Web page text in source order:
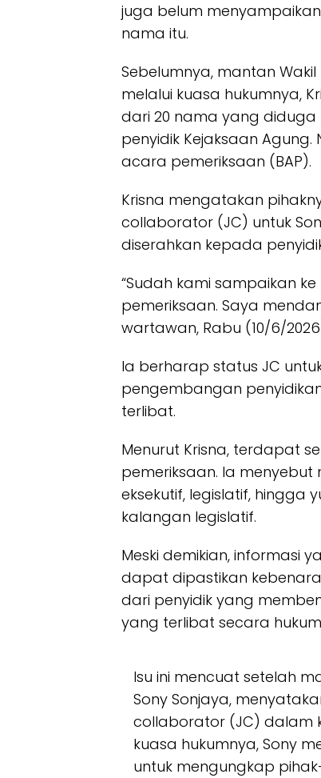
juga belum
nama itu.
Sebelumnya, mantan Wakil
melalui kuasa hukumnya,
dari 20 nama yang diduga
penyidik Kejaksaan
acara pemeriksaan (BAP).
Krisna mengatakan
collaborator (JC) untuk
diserahkan kepada
“Sudah kami sampaikan
pemeriksaan. Saya
wartawan, Rabu (10/6/
Ia berharap status JC
pengembangan
terlibat.
Menurut Krisna, terdapat
pemeriksaan. Ia
eksekutif, legislatif, hingga
kalangan legislatif.
Meski demikian, informasi
dapat dipastikan
dari penyidik yang
yang terlibat secara
Isu ini mencuat setelah
Sony Sonjaya,
collaborator (JC) dalam
kuasa hukumnya, Sony
untuk mengungkap